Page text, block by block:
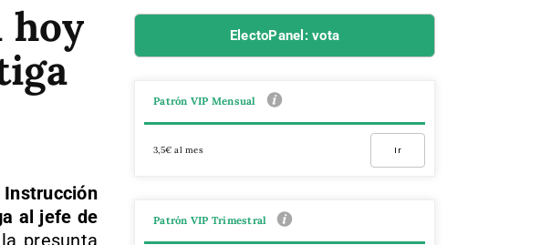
hoy
al jefe de
presunta
ElectoPanel: vota
Patrón VIP Mensual
3,5€ al mes Ir
Patrón VIP Trimestral